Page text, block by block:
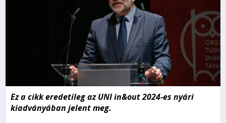
Ez a cikk eredetileg az UNI in&out 2024-es nyári
kiadványában jelent meg.